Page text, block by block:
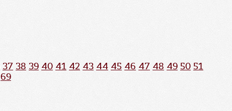
37 38 39 40 41 42 43 44 45 46 47 48 49 50 51
69